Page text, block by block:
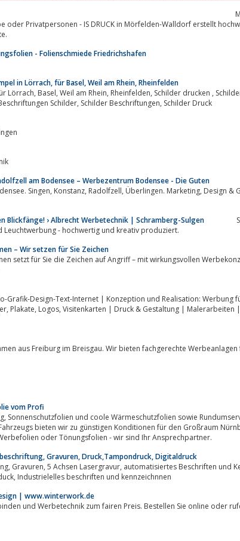
- Folienschmiede Friedrichshafen
in Lörrach, für Basel, Weil am Rhein, Rheinfelden
Schilder Gravur, gravierte schilder, Beschriftungen Schilder, Schilder Beschriftungen, Schilder Druck
am Bodensee – Werbezentrum Bodensee - Die Guten
Design & Gestaltung sowie
Blickfänge! › Albrecht Werbetechnik | Schramberg-Sulgen
und Leuchtwerbung - hochwertig und kreativ produziert.
– Wir setzen für Sie Zeichen
setzt für Sie die Zeichen auf Angriff – mit wirkungsvollen
Grafik-Design-Text-Internet | Konzeption und Realisation: Werbung
|
aus Freiburg im Breisgau. Wir bieten fachgerechte Werbeanlagen
vom Profi
bieten wir zu günstigen Konditionen für den Großraum Nürnberg,
ob Sichtschutzfolien, Werbefolien oder Tönungsfolien - wir sind Ihr Ansprechpartner.
Gravuren, Druck,Tampondruck, Digitaldruck
,
Digitaldruck, Tampondruck, Eloxalrduck, Industrielelles beschriften und kennzeichnnen
| www.winterwork.de